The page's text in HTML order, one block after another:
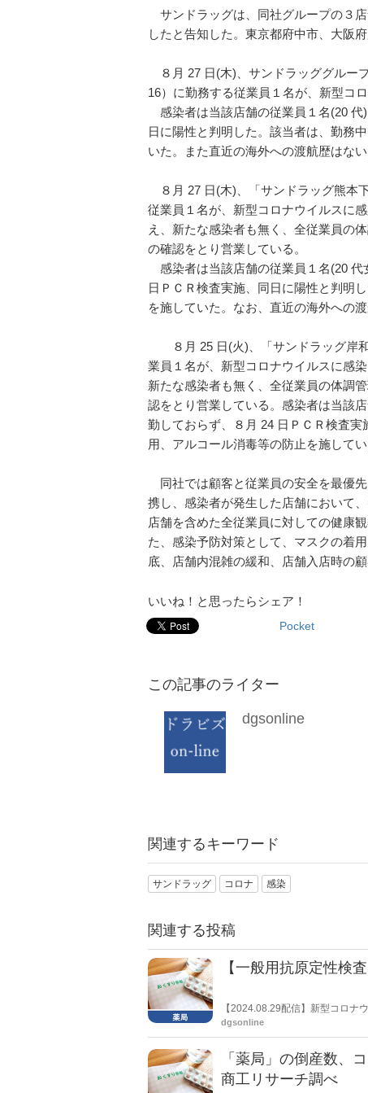
サンドラッグは、同社グループの３
したと告知した。東京都府中市、大阪
８月 27 日(木)、サンドラッググルー
16）に勤務する従業員１名が、新型コ
感染者は当該店舗の従業員１名(20 代
日に陽性と判明した。該当者は、勤務
いた。また直近の海外への渡航歴はない
８月 27 日(木)、「サンドラッグ熊本
従業員１名が、新型コロナウイルスに
え、新たな感染者も無く、全従業員の
の確認をとり営業している。
感染者は当該店舗の従業員１名(20 代
日ＰＣＲ検査実施、同日に陽性と判明
を施していた。なお、直近の海外への
８月 25 日(火)、「サンドラッグ岸和
業員１名が、新型コロナウイルスに感
新たな感染者も無く、全従業員の体調
認をとり営業している。感染者は当該
勤しておらず、８月 24 日ＰＣＲ検査
用、アルコール消毒等の防止を施して
同社では顧客と従業員の安全を最優
携し、感染者が発生した店舗において
店舗を含めた全従業員に対しての健康
た、感染予防対策として、マスクの着
底、店舗内混雑の緩和、店舗入店時の
いいね！と思ったらシェア！
Pocket
この記事のライター
dgsonline
関連するキーワード
サンドラッグ コロナ 感染
関連する投稿
【一般用抗原定性検
【2024.08.29配信】新型コロナ
トが不足している。日本薬剤師
dgsonline
「薬局」の倒産数、
商工リサーチ調べ